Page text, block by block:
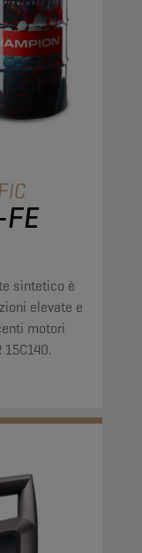
sintetico è
elevate e
motori